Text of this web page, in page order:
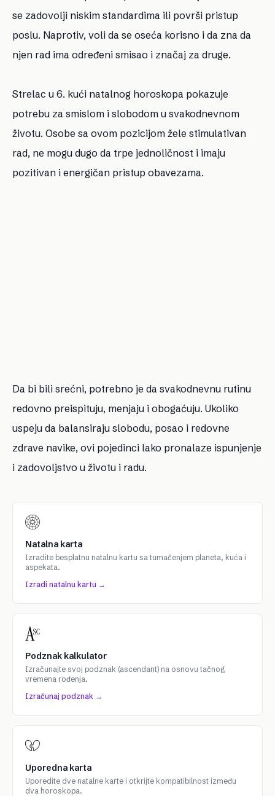
se zadovolji niskim standardima ili površi pristup
poslu. Naprotiv, voli da se oseća korisno i da zna da
njen rad ima određeni smisao i značaj za druge.
Strelac u 6. kući natalnog horoskopa pokazuje
potrebu za smislom i slobodom u svakodnevnom
životu. Osobe sa ovom pozicijom žele stimulativan
rad, ne mogu dugo da trpe jednoličnost i imaju
pozitivan i energičan pristup obavezama.
Da bi bili srećni, potrebno je da svakodnevnu rutinu
redovno preispituju, menjaju i obogaćuju. Ukoliko
uspeju da balansiraju slobodu, posao i redovne
zdrave navike, ovi pojedinci lako pronalaze ispunjenje
i zadovoljstvo u životu i radu.
Natalna karta
Izradite besplatnu natalnu kartu sa tumačenjem planeta, kuća i
aspekata.
Izradi natalnu kartu →
Podznak kalkulator
Izračunajte svoj podznak (ascendant) na osnovu tačnog
vremena rođenja.
Izračunaj podznak →
Uporedna karta
Uporedite dve natalne karte i otkrijte kompatibilnost između
dva horoskopa.